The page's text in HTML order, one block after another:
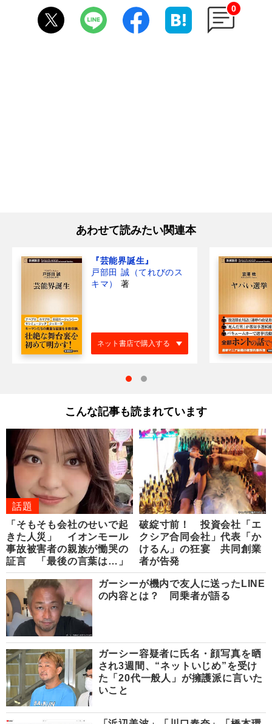
0
あわせて読みたい関連本
『芸能界誕生』
戸部田 誠（てれびのス
キマ）
著
ネット書店で購入する
こんな記事も読まれています
話題
「そもそも会社のせいで起
きた人災」 イオンモール
事故被害者の親族が慟哭の
証言 「最後の言葉は…」
破綻寸前！ 投資会社「エ
クシア合同会社」代表「か
けるん」の狂宴 共同創業
者が告発
ガーシーが機内で友人に送ったLINE
の内容とは？ 同乗者が語る
ガーシー容疑者に氏名・顔写真を晒
され3週間、“ネットいじめ”を受け
た「20代一般人」が擁護派に言いた
いこと